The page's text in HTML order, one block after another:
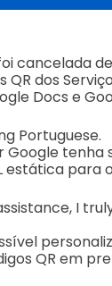
cancelada
QR dos
Docs e
Portuguese.
Google
estática para
I
QR em